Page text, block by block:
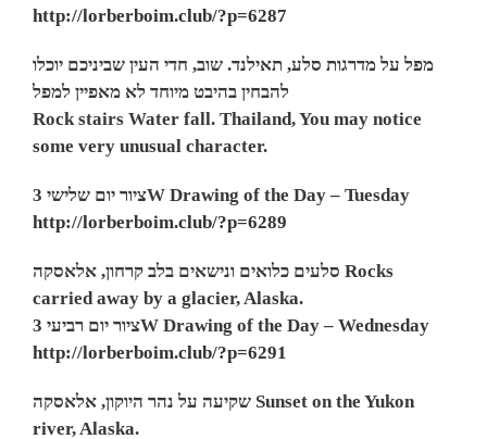
http://lorberboim.club/?p=6287
מפל על מדרגות סלע, תאילנד. שוב, חדי העין שביניכם יוכלו
להבחין בהיבט מיוחד לא מאפיין למפל
Rock stairs Water fall. Thailand, You may notice
some very unusual character.
ציור יום שלישי 3W Drawing of the Day – Tuesday
http://lorberboim.club/?p=6289
סלעים כלואים ונישאים בלב קרחון,
Rocks
carried away by a glacier, Alaska.
ציור יום רביעי 3W Drawing of the Day – Wednesday
http://lorberboim.club/?p=6291
Sunset on the Yukon
river, Alaska.